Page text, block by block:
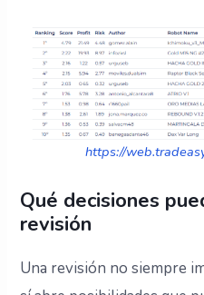
https://
Qué decisiones
revisión
Una revisión no siempre